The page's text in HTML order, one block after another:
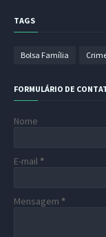
TAGS
Bolsa Família
FORMULÁRIO DE
Nome
E-mail *
Mensagem *